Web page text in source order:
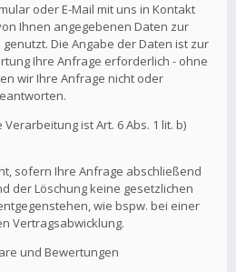
oder E-Mail mit uns in Kontakt
Ihnen angegebenen Daten zur
Die Angabe der Daten ist zur
Ihre Anfrage erforderlich - ohne
wir Ihre Anfrage nicht oder
ist Art. 6 Abs. 1 lit. b)
sofern Ihre Anfrage abschließend
der Löschung keine gesetzlichen
wie bspw. bei einer
Vertragsabwicklung.
und Bewertungen